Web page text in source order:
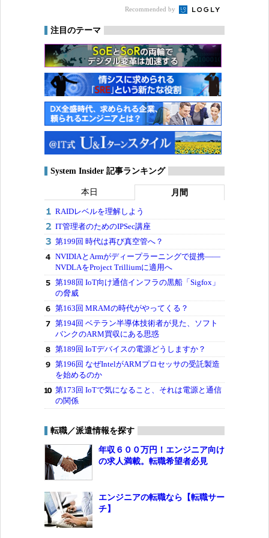
Recommended by
注目のテーマ
System Insider 記事ランキング
本日 月間
RAIDレベルを理解しよう
IT管理者のためのIPSec講座
第199回 時代は再び真空管へ？
NVIDIAとArmがディープラーニングで提携――
NVDLAをProject Trilliumに適用へ
第198回 IoT向け通信インフラの黒船「Sigfox」
の脅威
第163回 MRAMの時代がやってくる？
第194回 ベテラン半導体技術者が見た、ソフト
バンクのARM買収にある思惑
第189回 IoTデバイスの電源どうしますか？
第196回 なぜIntelがARMプロセッサの受託製造
を始めるのか
第173回 IoTで気になること、それは電源と通信
の関係
転職／派遣情報を探す
年収６００万円！エンジニア向け
の求人満載。転職希望者必見
エンジニアの転職なら【転職サー
チ】